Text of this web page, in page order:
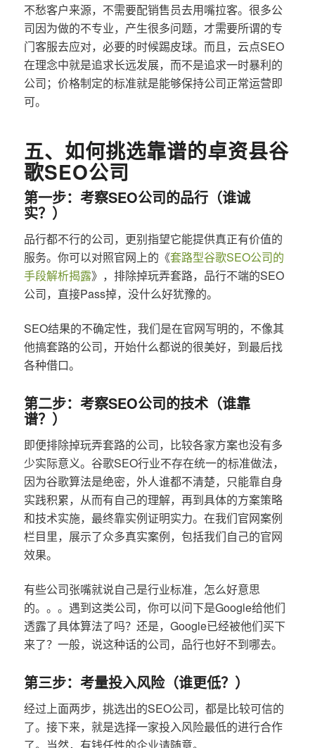
不愁客户来源，不需要配销售员去用嘴拉客。很多公
司因为做的不专业，产生很多问题，才需要所谓的专
门客服去应对，必要的时候踢皮球。而且，云点SEO
在理念中就是追求长远发展，而不是追求一时暴利的
公司；价格制定的标准就是能够保持公司正常运营即
可。
五、如何挑选靠谱的卓资县谷
歌SEO公司
第一步：考察SEO公司的品行（谁诚
实？）
品行都不行的公司，更别指望它能提供真正有价值的
服务。你可以对照官网上的《套路型谷歌SEO公司的
手段解析揭露》，排除掉玩弄套路，品行不端的SEO
公司，直接Pass掉，没什么好犹豫的。
SEO结果的不确定性，我们是在官网写明的，不像其
他搞套路的公司，开始什么都说的很美好，到最后找
各种借口。
第二步：考察SEO公司的技术（谁靠
谱？）
即便排除掉玩弄套路的公司，比较各家方案也没有多
少实际意义。谷歌SEO行业不存在统一的标准做法，
因为谷歌算法是绝密，外人谁都不清楚，只能靠自身
实践积累，从而有自己的理解，再到具体的方案策略
和技术实施，最终靠实例证明实力。在我们官网案例
栏目里，展示了众多真实案例，包括我们自己的官网
效果。
有些公司张嘴就说自己是行业标准，怎么好意思
的。。。遇到这类公司，你可以问下是Google给他们
透露了具体算法了吗？还是，Google已经被他们买下
来了？一般，说这种话的公司，品行也好不到哪去。
第三步：考量投入风险（谁更低？）
经过上面两步，挑选出的SEO公司，都是比较可信的
了。接下来，就是选择一家投入风险最低的进行合作